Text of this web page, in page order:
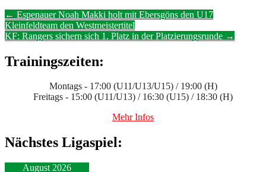
Post
navigation
← Espenauer Noah Makki holt mit Ebersgöns den U17
Kleinfeldteam den Westmeistertitel
KF: Rangers sichern sich 1. Platz in der Platzierungsrunde →
Trainingszeiten:
Montags - 17:00 (U11/U13/U15) / 19:00 (H)
Freitags - 15:00 (U11/U13) / 16:30 (U15) / 18:30 (H)
Mehr Infos
Nächstes Ligaspiel:
August 2026